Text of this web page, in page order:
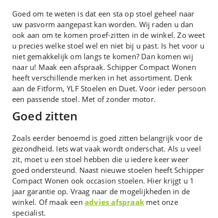
Goed om te weten is dat een sta op stoel geheel naar
uw pasvorm aangepast kan worden. Wij raden u dan
ook aan om te komen proef-zitten in de winkel. Zo weet
u precies welke stoel wel en niet bij u past. Is het voor u
niet gemakkelijk om langs te komen? Dan komen wij
naar u! Maak een afspraak. Schipper Compact Wonen
heeft verschillende merken in het assortiment. Denk
aan de Fitform, YLF Stoelen en Duet. Voor ieder persoon
een passende stoel. Met of zonder motor.
Goed zitten
Zoals eerder benoemd is goed zitten belangrijk voor de
gezondheid. Iets wat vaak wordt onderschat. Als u veel
zit, moet u een stoel hebben die u iedere keer weer
goed ondersteund. Naast nieuwe stoelen heeft Schipper
Compact Wonen ook occasion stoelen. Hier krijgt u 1
jaar garantie op. Vraag naar de mogelijkheden in de
winkel. Of maak een advies afspraak met onze
specialist.